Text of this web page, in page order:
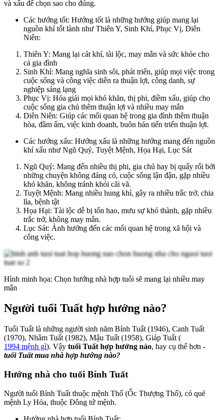
và xấu để chọn sao cho đúng.
Các hướng tốt: Hướng tốt là những hướng giúp mang lại
nguồn khí tốt lành như Thiên Y, Sinh Khí, Phục Vị, Diên
Niên:
Thiên Y: Mang lại cát khí, tài lộc, may mắn và sức khỏe cho
cả gia đình
Sinh Khí: Mang nghĩa sinh sôi, phát triển, giúp mọi việc trong
cuộc sống và công việc diễn ra thuận lợi, công danh, sự
nghiệp sáng lạng
Phục Vị: Hóa giải mọi khó khăn, thị phi, điềm xấu, giúp cho
cuộc sống gia chủ thêm thuận lợi và nhiều may mắn
Diên Niên: Giúp các mối quan hệ trong gia đình thêm thuận
hòa, đầm ấm, việc kinh doanh, buôn bán tiến triển thuận lợi.
Các hướng xấu: Hướng xấu là những hướng mang đến nguồn
khí xấu như Ngũ Quỷ, Tuyệt Mệnh, Họa Hại, Lục Sát
Ngũ Quỷ: Mang đến nhiều thị phi, gia chủ hay bị quấy rối bởi
những chuyện không đáng có, cuộc sống lận đận, gặp nhiều
khó khăn, không tránh khỏi cãi vã.
Tuyệt Mệnh: Mang nhiều hung khí, gây ra nhiều trắc trở, chia
lìa, bệnh tật
Họa Hại: Tài lộc dễ bị tổn hao, mưu sự khó thành, gặp nhiều
trắc trở, không may mắn.
Lục Sát: Ảnh hưởng đến các mối quan hệ trong xã hội và
công việc.
Hình minh họa: Chọn hướng nhà hợp tuổi sẽ mang lại nhiều may
mắn
Người tuổi Tuất hợp hướng nào?
Tuổi Tuất là những người sinh năm Bính Tuất (1946), Canh Tuất
(1970), Nhâm Tuất (1982), Mậu Tuất (1958), Giáp Tuất (
1994 mệnh gì). Vậy tuổi Tuất hợp hướng nào, hay cụ thể hơn -
tuổi Tuất mua nhà hợp hướng nào?
Hướng nhà cho tuổi Bính Tuất
Người tuổi Bính Tuất thuộc mệnh Thổ (Ốc Thượng Thổ), có quẻ
mệnh Ly Hỏa, thuộc Đông tứ mệnh.